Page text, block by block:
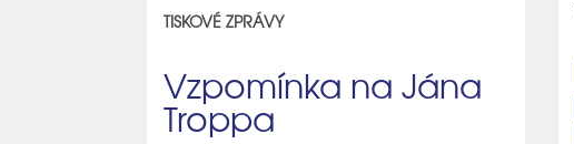
TISKOVÉ ZPRÁVY
Vzpomínka na Jána
Troppa